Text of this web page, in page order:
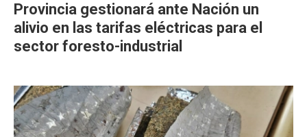
Provincia gestionará ante Nación un
alivio en las tarifas eléctricas para el
sector foresto-industrial